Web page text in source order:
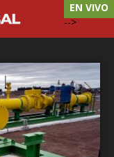
EN VIVO
-->